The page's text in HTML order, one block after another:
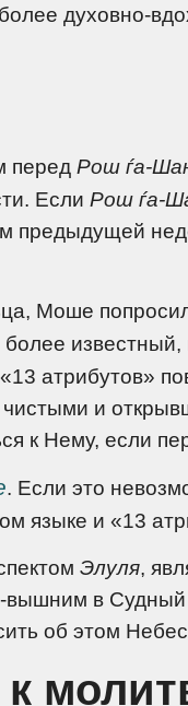
духовно-
перед Рош ѓа-
Если Рош ѓа-
предыдущей
Моше
известный,
«13 атрибутов»
и
к Нему, если
. Если это
языке и «13
Элуля,
вышним в
об этом